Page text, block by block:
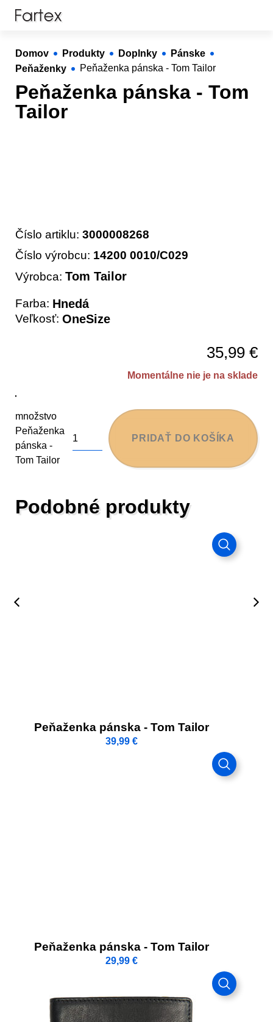
Domov Produkty Doplnky
Pánske
Peňaženky
Peňaženka pánska - Tom Tailor
Peňaženka pánska - Tom
Tailor
Číslo artiklu: 3000008268
Číslo výrobcu: 14200 0010/C029
Výrobca: Tom Tailor
Farba: Hnedá
Veľkosť: OneSize
35,99 €
Momentálne nie je na sklade
množstvo
Peňaženka
pánska -
Tom Tailor
PRIDAŤ DO KOŠÍKA
Podobné produkty
Peňaženka pánska - Tom Tailor
39,99 €
Peňaženka pánska - Tom Tailor
29,99 €